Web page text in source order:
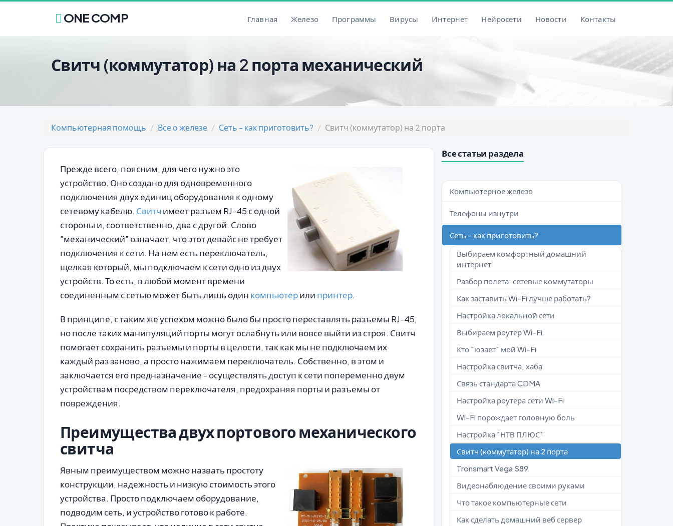
ONE COMP Главная Железо Программы Вирусы Интернет Нейросети Новости Контакты
Свитч (коммутатор) на 2 порта механический
Компьютерная помощь Все о железе Сеть - как приготовить? Свитч (коммутатор) на 2 порта
Прежде всего, поясним, для чего нужно это
устройство. Оно создано для одновременного
подключения двух единиц оборудования к одному
сетевому кабелю. Свитч имеет разъем RJ-45 с одной
стороны и, соответственно, два с другой. Слово
"механический" означает, что этот девайс не требует
подключения к сети. На нем есть переключатель,
щелкая который, мы подключаем к сети одно из двух
устройств. То есть, в любой момент времени
соединенным с сетью может быть лишь один компьютерили принтер.
В принципе, с таким же успехом можно было бы просто переставлять разъемы RJ-45,
но после таких манипуляций порты могут ослабнуть или вовсе выйти из строя. Свитч
помогает сохранить разъемы и порты в целости, так как мы не подключаем их
каждый раз заново, а просто нажимаем переключатель. Собственно, в этом и
заключается его предназначение - осуществлять доступ к сети попеременно двум
устройствам посредством переключателя, предохраняя порты и разъемы от
повреждения.
Преимущества двух портового механического
свитча
Явным преимуществом можно назвать простоту
конструкции, надежность и низкую стоимость этого
устройства. Просто подключаем оборудование,
подводим сеть, и устройство готово к работе.
Все статьи раздела
Компьютерное железо
Телефоны изнутри
Сеть - как приготовить?
Выбираем комфортный домашний
интернет
Разбор полета: сетевые коммутаторы
Как заставить Wi-Fi лучше работать?
Настройка локальной сети
Выбираем роутер Wi-Fi
Кто "юзает" мой Wi-Fi
Настройка свитча, хаба
Связь стандарта CDMA
Настройка роутера сети Wi-Fi
Wi-Fi порождает головную боль
Настройка "НТВ ПЛЮС"
Свитч (коммутатор) на 2 порта
Tronsmart Vega S89
Видеонаблюдение своими руками
Что такое компьютерные сети
Как сделать домашний веб сервер